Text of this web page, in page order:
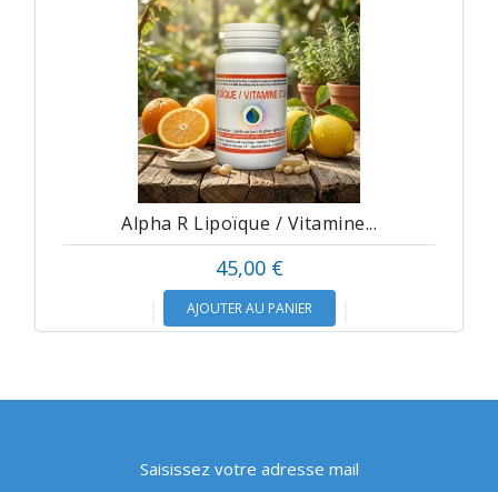
Alpha R Lipoïque / Vitamine...
45,00 €
AJOUTER AU PANIER
Saisissez votre adresse mail